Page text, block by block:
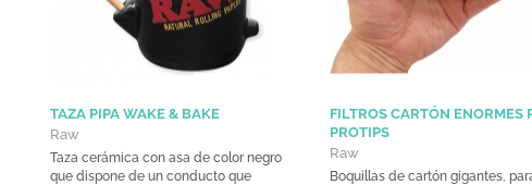
TAZA PIPA WAKE & BAKE
Raw
Taza cerámica con asa de color negro
que dispone de un conducto que
FILTROS CARTÓN ENORMES
PROTIPS
Raw
Boquillas de cartón gigantes,